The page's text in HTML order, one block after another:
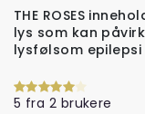
THE ROSES
lys som kan
lysfølsom
5 fra 2 brukere